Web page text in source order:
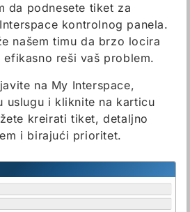
da podnesete tiket za
kontrolnog panela.
našem timu da brzo locira
efikasno reši vaš problem.
na My Interspace,
uslugu i kliknite na karticu
kreirati tiket, detaljno
i birajući prioritet.